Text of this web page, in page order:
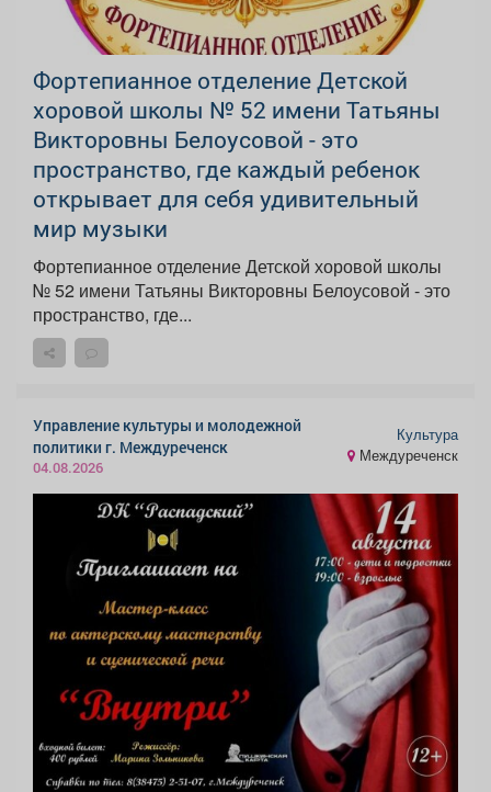
Фортепианное отделение Детской
хоровой школы № 52 имени Татьяны
Викторовны Белоусовой - это
пространство, где каждый ребенок
открывает для себя удивительный
мир музыки
Фортепианное отделение Детской хоровой школы
№ 52 имени Татьяны Викторовны Белоусовой - это
пространство, где...
Управление культуры и молодежной
политики г. Междуреченск
04.08.2026
Культура
Междуреченск